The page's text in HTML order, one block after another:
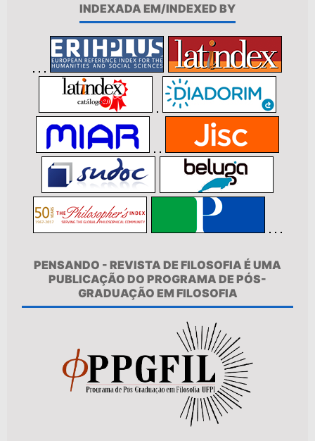
INDEXADA EM/INDEXED BY
PENSANDO - REVISTA DE FILOSOFIA É UMA
PUBLICAÇÃO DO PROGRAMA DE PÓS-
GRADUAÇÃO EM FILOSOFIA